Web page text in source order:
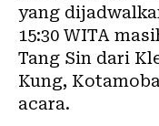
yang
15:30 WITA
Tang Sin dari
Kung,
acara.